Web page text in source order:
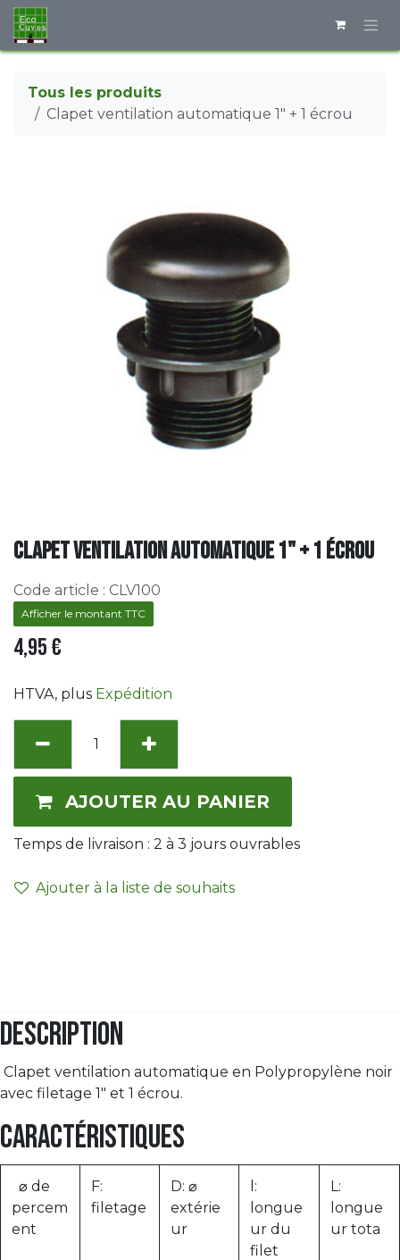
Se rendre au contenu
Tous les produits
Clapet ventilation automatique 1" + 1 écrou
Clapet ventilation automatique 1" + 1 écrou
Code article : CLV100
Afficher le montant TTC
4,95€
HTVA, plus Expédition
AJOUTER AU PANIER
Temps de livraison : 2 à 3 jours ouvrables
Ajouter à la liste de souhaits
Description
Clapet ventilation automatique en Polypropylène noir
avec filetage 1" et 1 écrou.
Caractéristiques
⌀ de
percem
ent
F:
filetage
D: ⌀
extérie
ur
l:
longue
ur du
filet
L:
longue
ur tota